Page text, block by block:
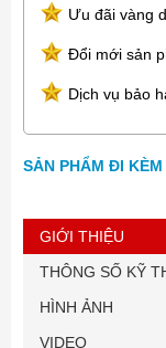
Ưu đãi vàng
Đổi mới sản
Dịch vụ bảo
SẢN PHẨM ĐI KÈM
GIỚI THIỆU
THÔNG SỐ KỸ
HÌNH ẢNH
VIDEO